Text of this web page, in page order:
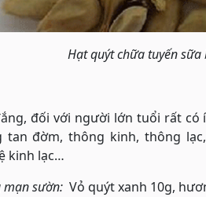
Hạt quýt chữa tuyến
đối với người lớn tuổi rất
tan đờm, thông kinh, thông
kinh lạc…
sườn: Vỏ quýt xanh 10g,